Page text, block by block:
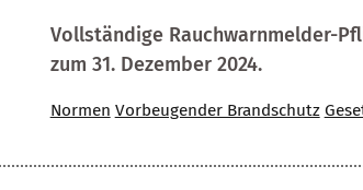
Vollständige Rauchwarnmelder-
zum 31. Dezember 2024.
Normen Vorbeugender Brandschutz